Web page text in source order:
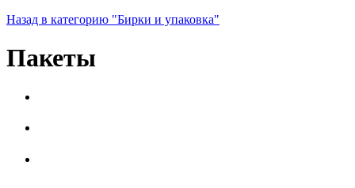
Назад в категорию "Бирки и упаковка"
Пакеты